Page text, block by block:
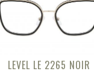
LEVEL LE 2265 NOIR